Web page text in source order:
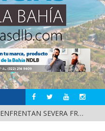
MUNICIPIOS DE NAYARIT ENFRENTAN SEVERA FRAGILIDAD FINANCIERA POR DEUDAS Y NÓMINAS